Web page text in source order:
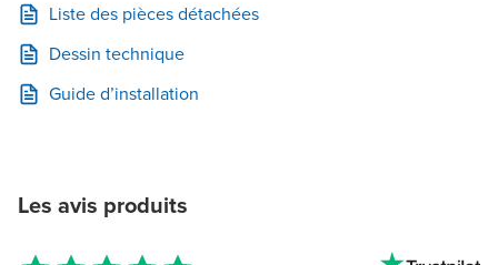
Liste des pièces détachées
Dessin technique
Guide d’installation
Les avis produits